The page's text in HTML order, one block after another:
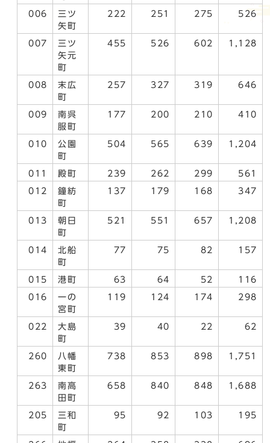
006
三ツ
矢町
222 251 275 526
007
三ツ
矢元
町
455 526 602 1,128
008
末広
町
257 327 319 646
009
南呉
服町
177 200 210 410
010
公園
町
504 565 639 1,204
011 殿町 239 262 299 561
012
鐘紡
町
137 179 168 347
013
朝日
町
521 551 657 1,208
014
北船
町
77 75 82 157
015 港町 63 64 52 116
016
一の
宮町
119 124 174 298
022
大島
町
39 40 22 62
260
八幡
東町
738 853 898 1,751
263
南高
田町
658 840 848 1,688
205
三和
町
95 92 103 195